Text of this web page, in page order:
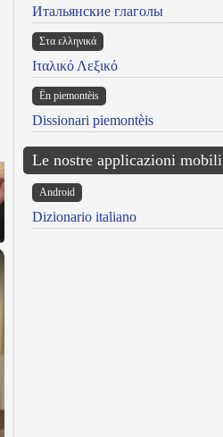
Итальянские глаголы
Στα ελληνικά
Ιταλικό Λεξικό
Ën piemontèis
Dissionari piemontèis
Le nostre applicazioni mobili
Android
Dizionario italiano